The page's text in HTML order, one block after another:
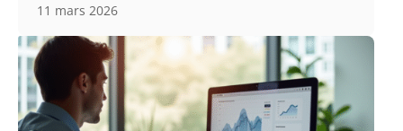
11 mars 2026